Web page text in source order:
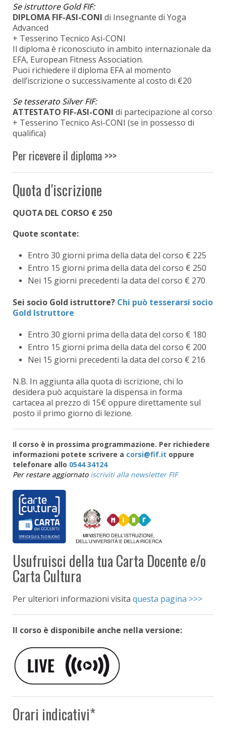
Se istruttore Gold FIF:
DIPLOMA FIF-ASI-CONI di Insegnante di Yoga
Advanced
+ Tesserino Tecnico Asi-CONI
Il diploma è riconosciuto in ambito internazionale da
EFA, European Fitness Association.
Puoi richiedere il diploma EFA al momento
dell’iscrizione o successivamente al costo di €20
Se tesserato Silver FIF:
ATTESTATO FIF-ASI-CONI di partecipazione al corso
+ Tesserino Tecnico Asi-CONI (se in possesso di
qualifica)
Per ricevere il diploma >>>
Quota d'iscrizione
QUOTA DEL CORSO € 250
Quote scontate:
Entro 30 giorni prima della data del corso € 225
Entro 15 giorni prima della data del corso € 250
Nei 15 giorni precedenti la data del corso € 270
Sei socio Gold istruttore? Chi può tesserarsi socio
Gold Istruttore
Entro 30 giorni prima della data del corso € 180
Entro 15 giorni prima della data del corso € 200
Nei 15 giorni precedenti la data del corso € 216
N.B. In aggiunta alla quota di iscrizione, chi lo
desidera può acquistare la dispensa in forma
cartacea al prezzo di 15€ oppure direttamente sul
posto il primo giorno di lezione.
Il corso è in prossima programmazione. Per richiedere
informazioni potete scrivere a
oppure
telefonare allo 0544 34124
Per restare aggiornato iscriviti alla newsletter FIF
Usufruisci della tua Carta Docente e/o
Carta Cultura
Per ulteriori informazioni visita questa pagina >>>
Il corso è disponibile anche nella versione:
Orari indicativi*